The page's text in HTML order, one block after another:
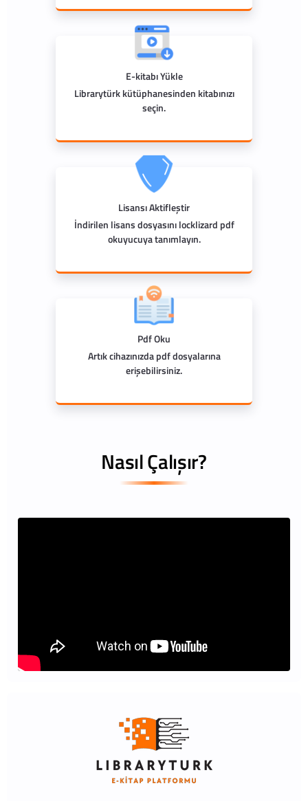
E-kitabı Yükle
Librarytürk kütüphanesinden kitabınızı
seçin.
Lisansı Aktifleştir
İndirilen lisans dosyasını locklizard pdf
okuyucuya tanımlayın.
Pdf Oku
Artık cihazınızda pdf dosyalarına
erişebilirsiniz.
Nasıl Çalışır?